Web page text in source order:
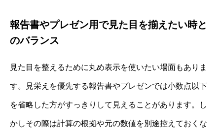
報告書やプレゼン用で見た目を揃えたい時と
のバランス
見た目を整えるために丸め表示を使いたい場面もありま
す。見栄えを優先する報告書やプレゼンでは小数点以下
を省略した方がすっきりして見えることがあります。し
かしその際は計算の根拠や元の数値を別途控えておくな